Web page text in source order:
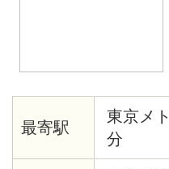
最寄駅
東京メ
分